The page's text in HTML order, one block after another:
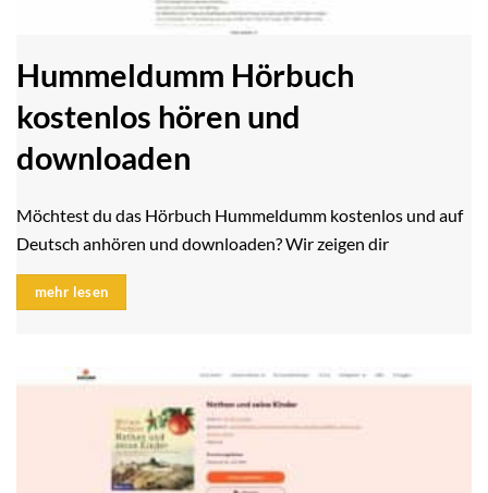
Hummeldumm Hörbuch
kostenlos hören und
downloaden
Möchtest du das Hörbuch Hummeldumm kostenlos und auf
Deutsch anhören und downloaden? Wir zeigen dir
mehr lesen